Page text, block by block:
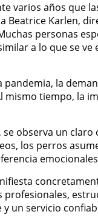
varios años que
Beatrice Karlen,
personas
a lo que se
pandemia, la
mismo tiempo, la
observa un
los perros
profesionales,
un servicio